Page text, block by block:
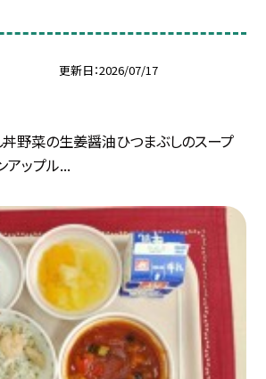
更新日 2026/07/17
丼野菜の生姜醤油ひつまぶしのスープ
アップル...